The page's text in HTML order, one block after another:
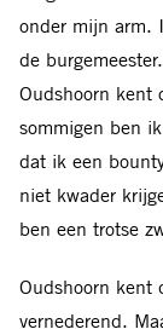
onder mijn arm.
de
Oudshoorn kent
sommigen ben
dat ik een
niet kwader
ben een trotse
Oudshoorn kent
vernederend.